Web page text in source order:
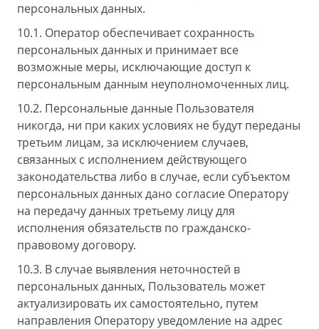
персональных данных.
10.1. Оператор обеспечивает сохранность
персональных данных и принимает все
возможные меры, исключающие доступ к
персональным данным неуполномоченных лиц.
10.2. Персональные данные Пользователя
никогда, ни при каких условиях не будут переданы
третьим лицам, за исключением случаев,
связанных с исполнением действующего
законодательства либо в случае, если субъектом
персональных данных дано согласие Оператору
на передачу данных третьему лицу для
исполнения обязательств по гражданско-
правовому договору.
10.3. В случае выявления неточностей в
персональных данных, Пользователь может
актуализировать их самостоятельно, путем
направления Оператору уведомление на адрес